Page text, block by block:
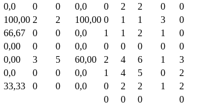
0,0 0 0 0,0 0 2 2 0 0
100,00 2 2 100,00 0 1 1 3 0
66,67 0 0 0,0 1 1 2 1 0
0,00 0 0 0,0 0 0 0 0 0
0,00 3 5 60,00 2 4 6 1 3
0,0 0 0 0,0 1 4 5 0 2
33,33 0 0 0,0 0 2 2 1 2
0 0 0 0